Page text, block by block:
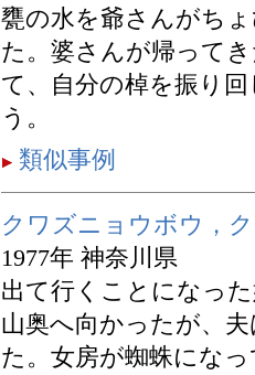
甕の水を爺さんがち
た。婆さんが帰って
て、自分の棹を振り
う。
類似事例
クワズニョウボウ，
1977年 神奈川県
出て行くことになっ
山奥へ向かったが、
た。女房が蜘蛛にな